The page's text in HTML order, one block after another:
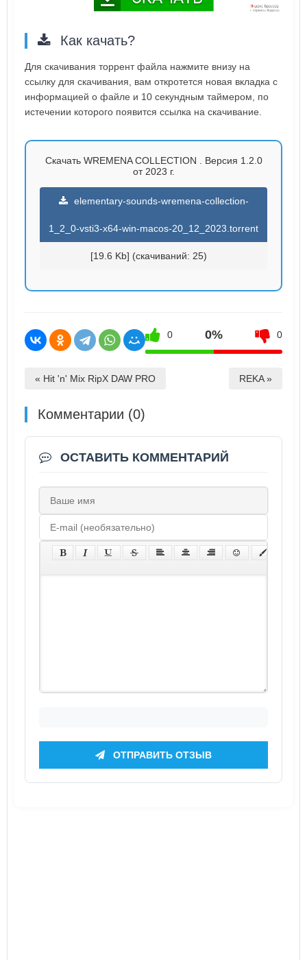
Как качать?
Для скачивания торрент файла нажмите внизу на
ссылку для скачивания, вам откротется новая вкладка с
информацией о файле и 10 секундным таймером, по
истечении которого появится ссылка на скачивание.
Скачать WREMENA COLLECTION . Версия 1.2.0
от 2023 г.
elementary-sounds-wremena-collection-
1_2_0-vsti3-x64-win-macos-20_12_2023.torrent
[19.6 Kb] (cкачиваний: 25)
0 0% 0
« Hit 'n' Mix RipX DAW PRO REKA »
Комментарии (0)
ОСТАВИТЬ КОММЕНТАРИЙ
ОТПРАВИТЬ ОТЗЫВ